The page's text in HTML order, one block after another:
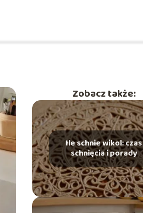
Zobacz także:
Ile schnie wikol: czas
schnięcia i porady